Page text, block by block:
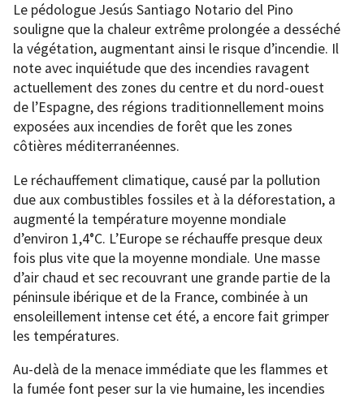
Le pédologue Jesús Santiago Notario del Pino
souligne que la chaleur extrême prolongée a desséché
la végétation, augmentant ainsi le risque d’incendie. Il
note avec inquiétude que des incendies ravagent
actuellement des zones du centre et du nord-ouest
de l’Espagne, des régions traditionnellement moins
exposées aux incendies de forêt que les zones
côtières méditerranéennes.
Le réchauffement climatique, causé par la pollution
due aux combustibles fossiles et à la déforestation, a
augmenté la température moyenne mondiale
d’environ 1,4°C. L’Europe se réchauffe presque deux
fois plus vite que la moyenne mondiale. Une masse
d’air chaud et sec recouvrant une grande partie de la
péninsule ibérique et de la France, combinée à un
ensoleillement intense cet été, a encore fait grimper
les températures.
Au-delà de la menace immédiate que les flammes et
la fumée font peser sur la vie humaine, les incendies